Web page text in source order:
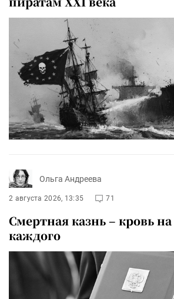
Ольга Андреева
2 августа 2026, 13:35 71
Смертная казнь – кровь на
каждого